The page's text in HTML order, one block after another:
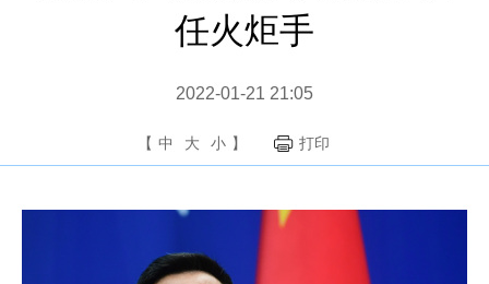
任火炬手
2022-01-21 21:05
【 中 大 小 】 打印